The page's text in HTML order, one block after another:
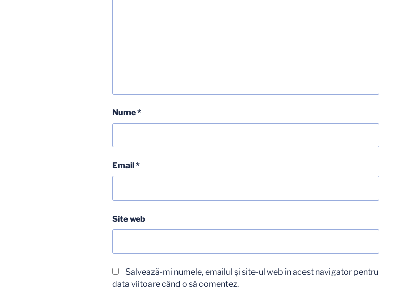
Nume*
Email *
Site web
Salvează-mi numele, emailul și site-ul web în acest navigator pentru
data viitoare când o să comentez.